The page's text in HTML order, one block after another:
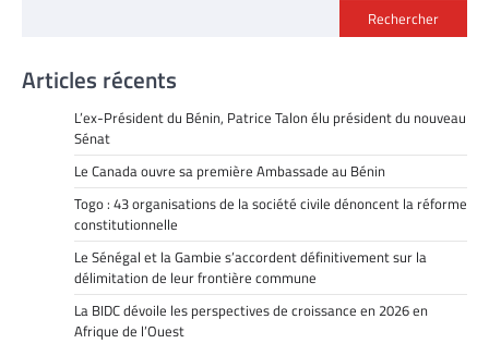
Rechercher
Articles récents
L’ex-Président du Bénin, Patrice Talon élu président du nouveau
Sénat
Le Canada ouvre sa première Ambassade au Bénin
Togo : 43 organisations de la société civile dénoncent la réforme
constitutionnelle
Le Sénégal et la Gambie s’accordent définitivement sur la
délimitation de leur frontière commune
La BIDC dévoile les perspectives de croissance en 2026 en
Afrique de l’Ouest